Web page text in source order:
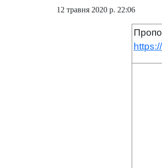
12 травня 2020 р. 22:06